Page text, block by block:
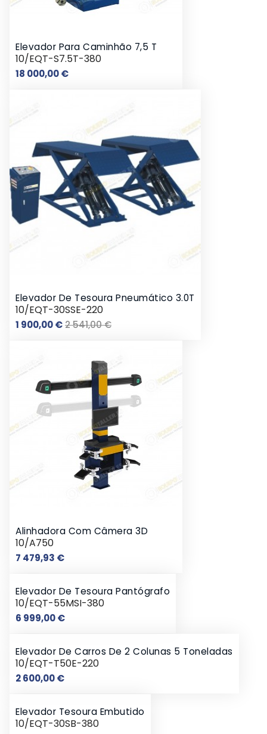
Elevador Para Caminhão 7,5 T
10/EQT-S7.5T-380
18 000,00 €Preço
Elevador De Tesoura Pneumático 3.0T
10/EQT-30SSE-220
1 900,00 €Preço
2 541,00 €Preço
Alinhadora Com Câmera 3D
10/A750
7 479,93 €Preço
Elevador De Tesoura Pantógrafo
10/EQT-55MSI-380
6 999,00 €Preço
Elevador De Carros De 2 Colunas 5 Toneladas
10/EQT-T50E-220
2 600,00 €Preço
Elevador Tesoura Embutido
10/EQT-30SB-380